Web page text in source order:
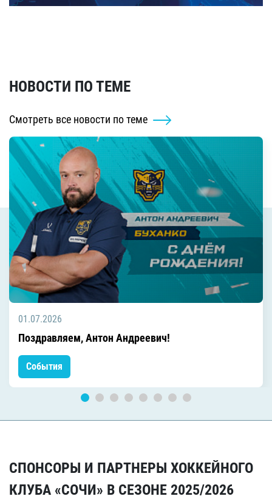
НОВОСТИ ПО ТЕМЕ
Смотреть все новости по теме
01.07.2026
Поздравляем, Антон Андреевич!
События
СПОНСОРЫ И ПАРТНЕРЫ ХОККЕЙНОГО
КЛУБА «СОЧИ» В СЕЗОНЕ 2025/2026